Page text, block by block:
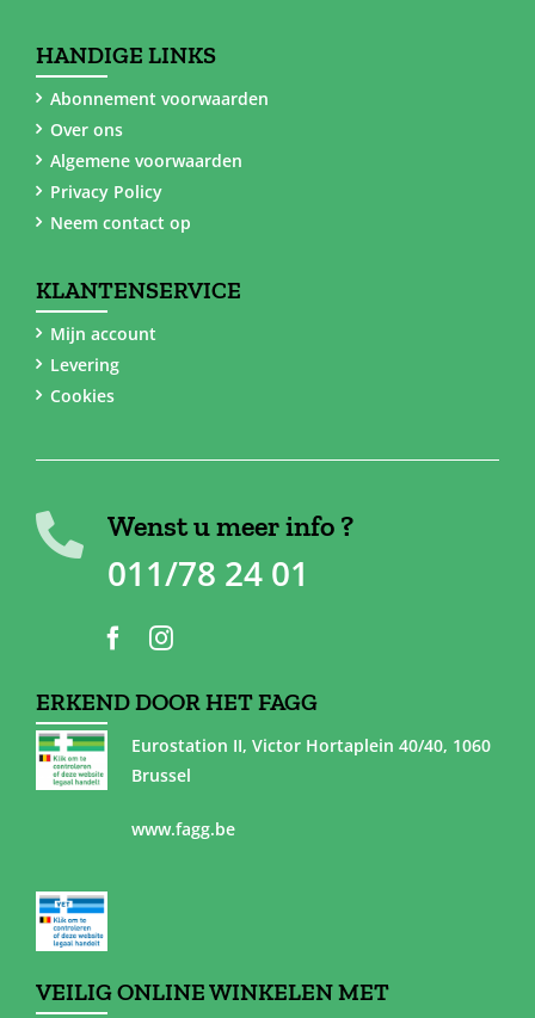
HANDIGE LINKS
Abonnement voorwaarden
Over ons
Algemene voorwaarden
Privacy Policy
Neem contact op
KLANTENSERVICE
Mijn account
Levering
Cookies
Wenst u meer info ?
011/78 24 01
ERKEND DOOR HET FAGG
Eurostation II, Victor Hortaplein 40/40, 1060
Brussel
www.fagg.be
VEILIG ONLINE WINKELEN MET